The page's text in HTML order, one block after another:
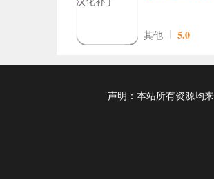
其他 5.0
声明：本站所有资源均